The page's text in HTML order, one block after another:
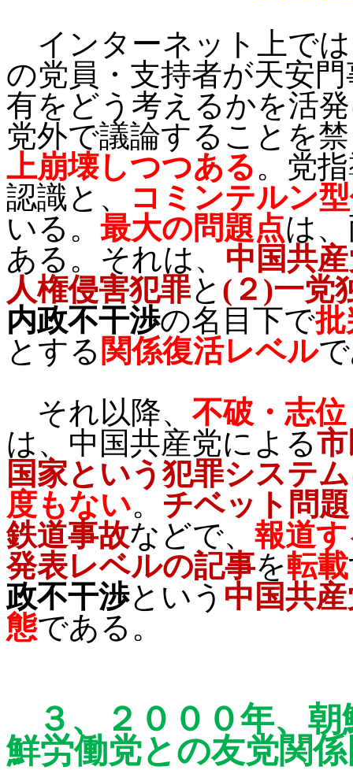
インターネット上で
の党員・支持者が天安
有をどう考えるかを活
党外で議論することを
上崩壊しつつある。党
認識と、
コミンテルン
いる。 最大の問題点は
ある。それは、 中国共
人権侵害犯罪と ( ２ )一党
内政不干渉の名目下で
とする 関係復活レベル
それ以降、 不破・志
は、中国共産党による
国家という犯罪システム
度もない。 チベット問
鉄道事故などで、 報道
発表レベルの記事を転載
政不干渉という 中国共
態である。
３、
２０００年、
鮮労働党との友党関